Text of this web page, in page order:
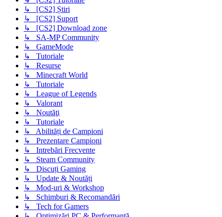
↳ [CS2] Știri
↳ [CS2] Suport
↳ [CS2] Download zone
↳ SA-MP Community
↳ GameMode
↳ Tutoriale
↳ Resurse
↳ Minecraft World
↳ Tutoriale
↳ League of Legends
↳ Valorant
↳ Noutăţi
↳ Tutoriale
↳ Abilități de Campioni
↳ Prezentare Campioni
↳ Intrebări Frecvente
↳ Steam Community
↳ Discuți Gaming
↳ Update & Noutăți
↳ Mod-uri & Workshop
↳ Schimburi & Recomandări
↳ Tech for Gamers